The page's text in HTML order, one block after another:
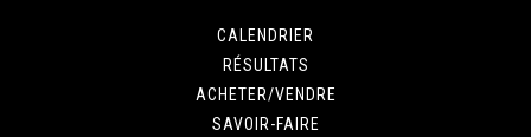
CALENDRIER
RÉSULTATS
ACHETER/VENDRE
SAVOIR-FAIRE